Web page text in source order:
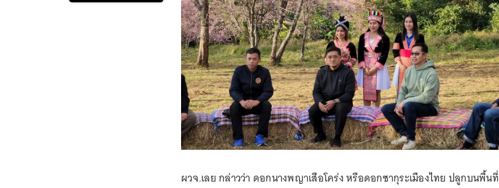
ผวจ.เลย กล่าวว่า ดอกนางพญาเสือโคร่ง หรือดอกซากุระเมืองไทย ปลูกบนพื้นที่